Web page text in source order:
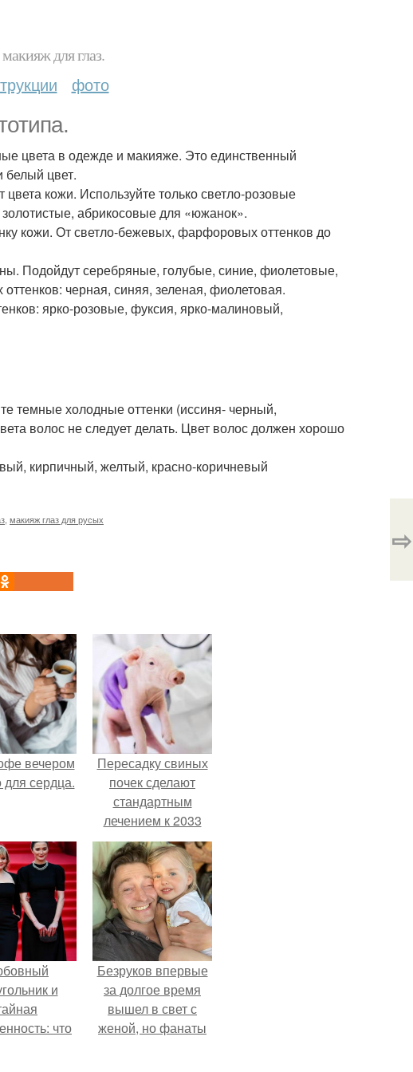
для глаз.
фото
цвета в одежде и макияже. Это единственный
белый цвет.
кожи. Используйте только светло-розовые
абрикосовые для «южанок».
кожи. От светло-бежевых, фарфоровых оттенков до
Подойдут серебряные, голубые, синие, фиолетовые,
черная, синяя, зеленая, фиолетовая.
ярко-розовые, фуксия, ярко-малиновый,
темные холодные оттенки (иссиня- черный,
волос не следует делать. Цвет волос должен хорошо
кирпичный, желтый, красно-коричневый
макияж глаз для русых
⇨
вечером
для сердца.
Пересадку свиных
почек сделают
стандартным
лечением к 2033
году в Японии.
и
что
Безруков впервые
за долгое время
вышел в свет с
женой, но фанаты